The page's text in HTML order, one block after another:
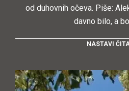
od duhovnih očeva. Piše:
davno bilo, a
NASTAVI